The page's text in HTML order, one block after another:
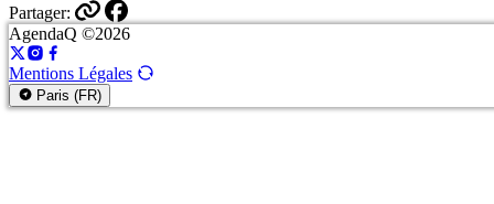
Partager:
AgendaQ ©2026
Mentions Légales
Paris (FR)